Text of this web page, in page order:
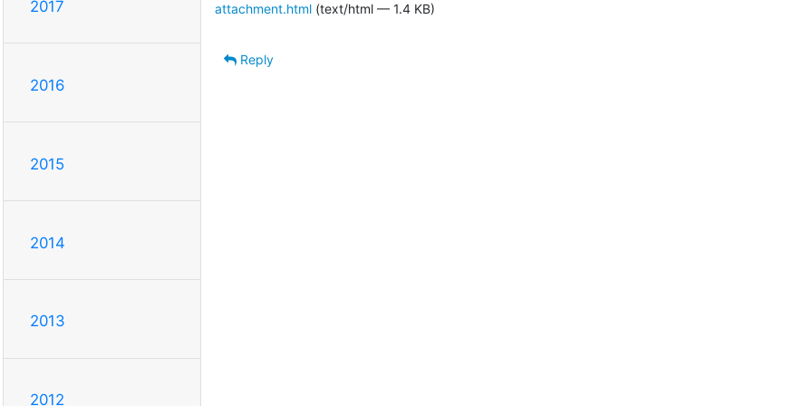
2017
2016
2015
2014
2013
2012
attachment.html(text/html — 1.4 KB)
Reply